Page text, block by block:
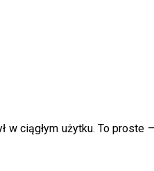
ciągłym użytku. To proste